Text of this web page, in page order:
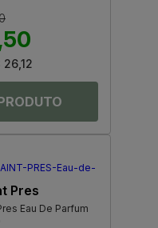
26,12
Pres
Eau De Parfum